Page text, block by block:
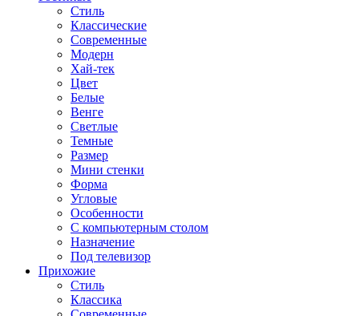
Стиль
Классические
Современные
Модерн
Хай-тек
Цвет
Белые
Венге
Светлые
Темные
Размер
Мини стенки
Форма
Угловые
Особенности
С компьютерным столом
Назначение
Под телевизор
Прихожие
Стиль
Классика